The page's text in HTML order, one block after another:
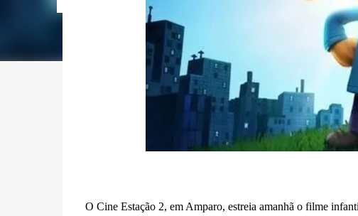
O Cine Estação 2, em Amparo, estreia amanhã o filme